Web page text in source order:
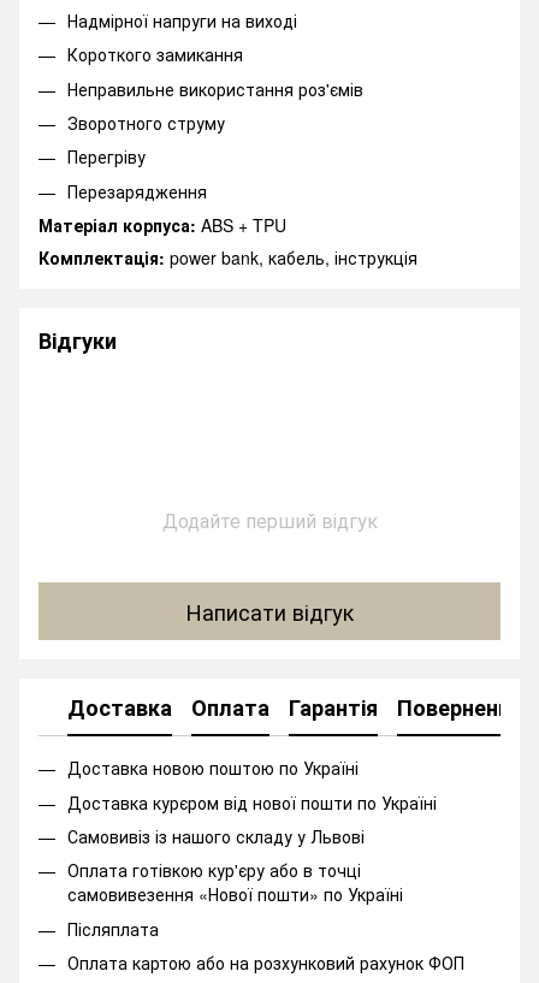
Надмірної напруги на виході
Короткого замикання
Неправильне використання роз'ємів
Зворотного струму
Перегріву
Перезарядження
Матеріал корпуса: ABS + TPU
Комплектація: power bank, кабель, інструкція
Відгуки
Додайте перший відгук
Написати відгук
Доставка Оплата Гарантія Повернення
Доставка новою поштою по Україні
Доставка курєром від нової пошти по Україні
Самовивіз із нашого складу у Львові
Оплата готівкою кур'єру або в точці
самовивезення «Нової пошти» по Україні
Післяплата
Оплата картою або на розхунковий рахунок ФОП